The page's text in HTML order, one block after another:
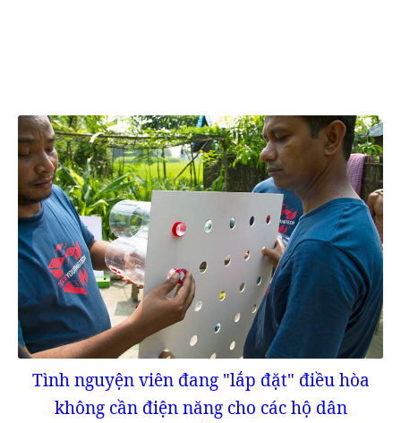
Tình nguyện viên đang "lắp đặt" điều hòa
không cần điện năng cho các hộ dân